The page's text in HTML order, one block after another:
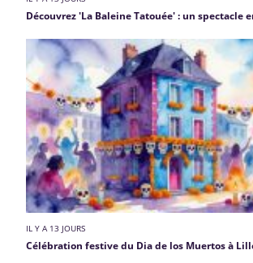
Découvrez 'La Baleine Tatouée' : un spectacle
IL Y A 13 JOURS
Célébration festive du Dia de los Muertos à